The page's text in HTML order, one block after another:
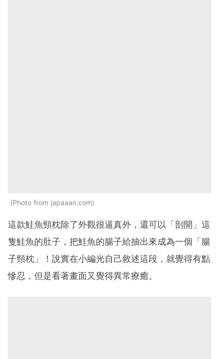
Photo from japaaan.com
這款鮭魚頸枕除了外觀很逼真外，還可以「剖開」這
隻鮭魚的肚子，把鮭魚的腸子給抽出來成為一個「腸
子頸枕」！說實在小編光自己敘述這段，就覺得有點
慘忍，但是看著畫面又覺得異常療癒。